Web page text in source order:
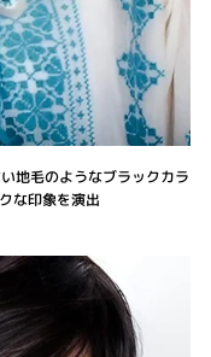
地毛のようなブラックカラ
な印象を演出